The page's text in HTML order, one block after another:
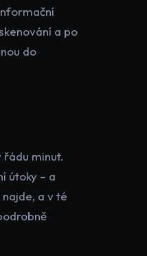
a po
do
řádu minut.
útoky – a
a v té